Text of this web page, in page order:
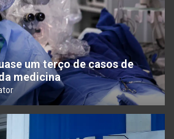
um terço de casos de
medicina